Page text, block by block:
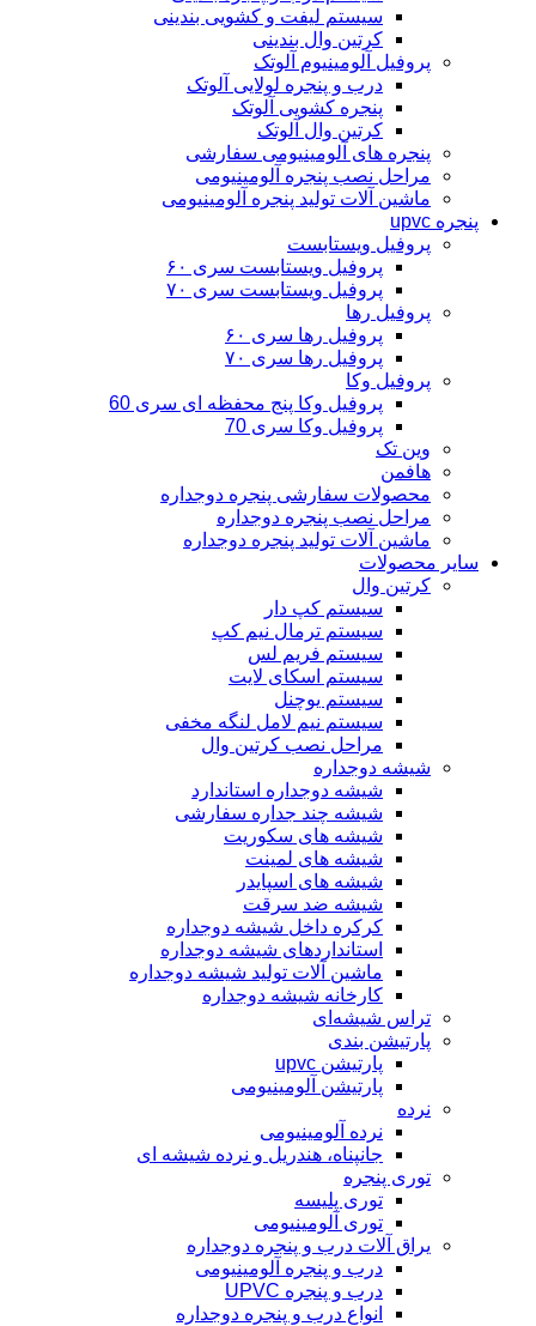
سیستم لیفت و کشویی بندینی
کرتین وال بندینی
پروفیل آلومینیوم آلوتک
درب و پنجره لولایی آلوتک
پنجره کشویی آلوتک
کرتین وال آلوتک
پنجره های آلومینیومی سفارشی
مراحل نصب پنجره آلومینیومی
ماشین آلات تولید پنجره آلومینیومی
پنجره upvc
پروفیل ویستابست
پروفیل ویستابست سری ۶۰
پروفیل ویستابست سری ۷۰
پروفیل رها
پروفیل رها سری ۶۰
پروفیل رها سری ۷۰
پروفیل وکا
پروفیل وکا پنج محفظه ای سری 60
پروفیل وکا سری 70
وین تک
هافمن
محصولات سفارشی پنجره دوجداره
مراحل نصب پنجره دوجداره
ماشین آلات تولید پنجره دوجداره
سایر محصولات
کرتین وال
سیستم کپ دار
سیستم ترمال نیم کپ
سیستم فریم لس
سیستم اسکای لایت
سیستم یوچنل
سیستم نیم لامل لنگه مخفی
مراحل نصب کرتین وال
شیشه دوجداره
شیشه دوجداره استاندارد
شیشه چند جداره سفارشی
شیشه های سکوریت
شیشه های لمینت
شیشه های اسپایدر
شیشه ضد سرقت
کرکره داخل شیشه دوجداره
استانداردهای شیشه دوجداره
ماشین آلات تولید شیشه دوجداره
کارخانه شیشه دوجداره
تراس شیشه‌ای
پارتیشن بندی
پارتیشن upvc
پارتیشن آلومینیومی
نرده
نرده آلومینیومی
جانپناه، هندریل و نرده شیشه ای
توری پنجره
توری پلیسه
توری آلومینیومی
یراق آلات درب و پنجره دوجداره
درب و پنجره آلومینیومی
درب و پنجره UPVC
انواع درب و پنجره دوجداره